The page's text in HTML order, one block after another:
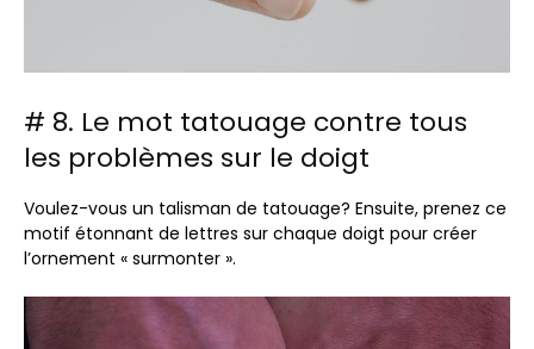
# 8. Le mot tatouage contre tous
les problèmes sur le doigt
Voulez-vous un talisman de tatouage? Ensuite, prenez ce
motif étonnant de lettres sur chaque doigt pour créer
l’ornement « surmonter ».